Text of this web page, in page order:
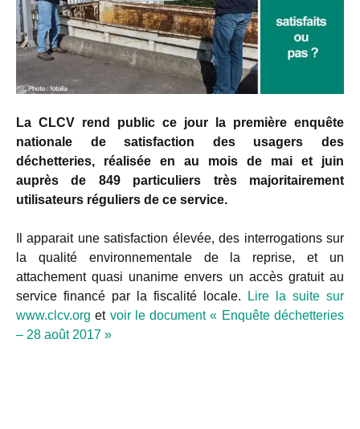
La CLCV rend public ce jour la première enquête
nationale de satisfaction des usagers des
déchetteries, réalisée en au mois de mai et juin
auprès de 849 particuliers très majoritairement
utilisateurs réguliers de ce service.
Il apparait une satisfaction élevée, des interrogations sur
la qualité environnementale de la reprise, et un
attachement quasi unanime envers un accès gratuit au
service financé par la fiscalité locale.
Lire la suite sur
www.clcv.org et voir le document « Enquête déchetteries
– 28 août 2017 »